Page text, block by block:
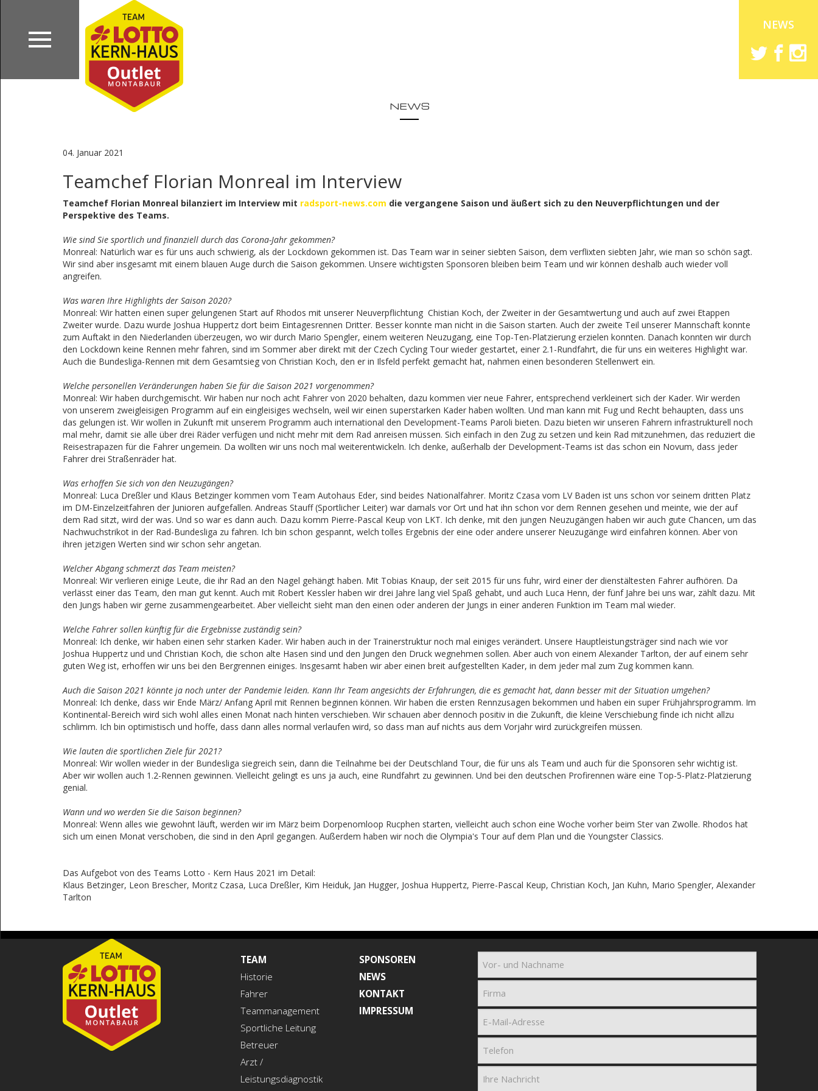
NEWS
NEWS
04. Januar 2021
Teamchef Florian Monreal im Interview
Teamchef Florian Monreal bilanziert im Interview mit radsport-news.com die vergangene Saison und äußert sich zu den Neuverpflichtungen und der
Perspektive des Teams.
Wie sind Sie sportlich und finanziell durch das Corona-Jahr gekommen?
Monreal: Natürlich war es für uns auch schwierig, als der Lockdown gekommen ist. Das Team war in seiner siebten Saison, dem verflixten siebten Jahr, wie man so schön sagt.
Wir sind aber insgesamt mit einem blauen Auge durch die Saison gekommen. Unsere wichtigsten Sponsoren bleiben beim Team und wir können deshalb auch wieder voll
angreifen.
Was waren Ihre Highlights der Saison 2020?
Monreal: Wir hatten einen super gelungenen Start auf Rhodos mit unserer Neuverpflichtung Chistian Koch, der Zweiter in der Gesamtwertung und auch auf zwei Etappen
Zweiter wurde. Dazu wurde Joshua Huppertz dort beim Eintagesrennen Dritter. Besser konnte man nicht in die Saison starten. Auch der zweite Teil unserer Mannschaft konnte
zum Auftakt in den Niederlanden überzeugen, wo wir durch Mario Spengler, einem weiteren Neuzugang, eine Top-Ten-Platzierung erzielen konnten. Danach konnten wir durch
den Lockdown keine Rennen mehr fahren, sind im Sommer aber direkt mit der Czech Cycling Tour wieder gestartet, einer 2.1-Rundfahrt, die für uns ein weiteres Highlight war.
Auch die Bundesliga-Rennen mit dem Gesamtsieg von Christian Koch, den er in Ilsfeld perfekt gemacht hat, nahmen einen besonderen Stellenwert ein.
Welche personellen Veränderungen haben Sie für die Saison 2021 vorgenommen?
Monreal: Wir haben durchgemischt. Wir haben nur noch acht Fahrer von 2020 behalten, dazu kommen vier neue Fahrer, entsprechend verkleinert sich der Kader. Wir werden
von unserem zweigleisigen Programm auf ein eingleisiges wechseln, weil wir einen superstarken Kader haben wollten. Und man kann mit Fug und Recht behaupten, dass uns
das gelungen ist. Wir wollen in Zukunft mit unserem Programm auch international den Development-Teams Paroli bieten. Dazu bieten wir unseren Fahrern infrastrukturell noch
mal mehr, damit sie alle über drei Räder verfügen und nicht mehr mit dem Rad anreisen müssen. Sich einfach in den Zug zu setzen und kein Rad mitzunehmen, das reduziert die
Reisestrapazen für die Fahrer ungemein. Da wollten wir uns noch mal weiterentwickeln. Ich denke, außerhalb der Development-Teams ist das schon ein Novum, dass jeder
Fahrer drei Straßenräder hat.
Was erhoffen Sie sich von den Neuzugängen?
Monreal: Luca Dreßler und Klaus Betzinger kommen vom Team Autohaus Eder, sind beides Nationalfahrer. Moritz Czasa vom LV Baden ist uns schon vor seinem dritten Platz
im DM-Einzelzeitfahren der Junioren aufgefallen. Andreas Stauff (Sportlicher Leiter) war damals vor Ort und hat ihn schon vor dem Rennen gesehen und meinte, wie der auf
dem Rad sitzt, wird der was. Und so war es dann auch. Dazu komm Pierre-Pascal Keup von LKT. Ich denke, mit den jungen Neuzugängen haben wir auch gute Chancen, um das
Nachwuchstrikot in der Rad-Bundesliga zu fahren. Ich bin schon gespannt, welch tolles Ergebnis der eine oder andere unserer Neuzugänge wird einfahren können. Aber von
ihren jetzigen Werten sind wir schon sehr angetan.
Welcher Abgang schmerzt das Team meisten?
Monreal: Wir verlieren einige Leute, die ihr Rad an den Nagel gehängt haben. Mit Tobias Knaup, der seit 2015 für uns fuhr, wird einer der dienstältesten Fahrer aufhören. Da
verlässt einer das Team, den man gut kennt. Auch mit Robert Kessler haben wir drei Jahre lang viel Spaß gehabt, und auch Luca Henn, der fünf Jahre bei uns war, zählt dazu. Mit
den Jungs haben wir gerne zusammengearbeitet. Aber vielleicht sieht man den einen oder anderen der Jungs in einer anderen Funktion im Team mal wieder.
Welche Fahrer sollen künftig für die Ergebnisse zuständig sein?
Monreal: Ich denke, wir haben einen sehr starken Kader. Wir haben auch in der Trainerstruktur noch mal einiges verändert. Unsere Hauptleistungsträger sind nach wie vor
Joshua Huppertz und und Christian Koch, die schon alte Hasen sind und den Jungen den Druck wegnehmen sollen. Aber auch von einem Alexander Tarlton, der auf einem sehr
guten Weg ist, erhoffen wir uns bei den Bergrennen einiges. Insgesamt haben wir aber einen breit aufgestellten Kader, in dem jeder mal zum Zug kommen kann.
Auch die Saison 2021 könnte ja noch unter der Pandemie leiden. Kann Ihr Team angesichts der Erfahrungen, die es gemacht hat, dann besser mit der Situation umgehen?
Monreal: Ich denke, dass wir Ende März/ Anfang April mit Rennen beginnen können. Wir haben die ersten Rennzusagen bekommen und haben ein super Frühjahrsprogramm. Im
Kontinental-Bereich wird sich wohl alles einen Monat nach hinten verschieben. Wir schauen aber dennoch positiv in die Zukunft, die kleine Verschiebung finde ich nicht allzu
schlimm. Ich bin optimistisch und hoffe, dass dann alles normal verlaufen wird, so dass man auf nichts aus dem Vorjahr wird zurückgreifen müssen.
Wie lauten die sportlichen Ziele für 2021?
Monreal: Wir wollen wieder in der Bundesliga siegreich sein, dann die Teilnahme bei der Deutschland Tour, die für uns als Team und auch für die Sponsoren sehr wichtig ist.
Aber wir wollen auch 1.2-Rennen gewinnen. Vielleicht gelingt es uns ja auch, eine Rundfahrt zu gewinnen. Und bei den deutschen Profirennen wäre eine Top-5-Platz-Platzierung
genial.
Wann und wo werden Sie die Saison beginnen?
Monreal: Wenn alles wie gewohnt läuft, werden wir im März beim Dorpenomloop Rucphen starten, vielleicht auch schon eine Woche vorher beim Ster van Zwolle. Rhodos hat
sich um einen Monat verschoben, die sind in den April gegangen. Außerdem haben wir noch die Olympia's Tour auf dem Plan und die Youngster Classics.
Das Aufgebot von des Teams Lotto - Kern Haus 2021 im Detail:
Klaus Betzinger, Leon Brescher, Moritz Czasa, Luca Dreßler, Kim Heiduk, Jan Hugger, Joshua Huppertz, Pierre-Pascal Keup, Christian Koch, Jan Kuhn, Mario Spengler, Alexander
Tarlton
TEAM
Historie
Fahrer
Teammanagement
Sportliche Leitung
Betreuer
Arzt /
Leistungsdiagnostik
SPONSOREN
NEWS
KONTAKT
IMPRESSUM